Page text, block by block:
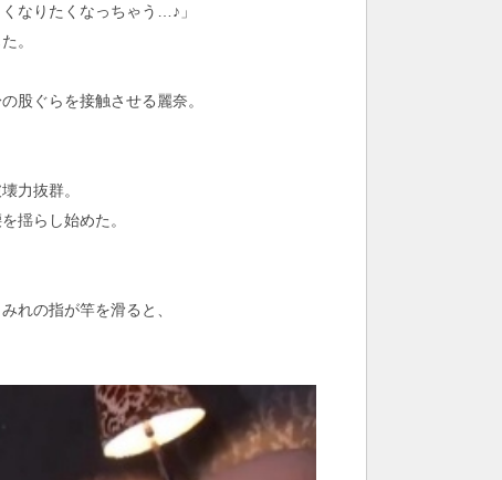
なりたくなっちゃう…♪」
。
股ぐらを接触させる麗奈。
力抜群。
揺らし始めた。
れの指が竿を滑ると、